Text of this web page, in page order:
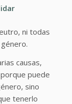
ni todas
causas,
puede
sino
tenerlo